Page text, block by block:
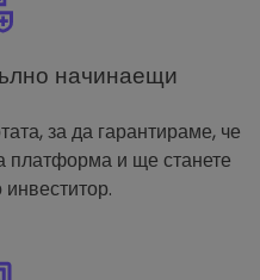
начинаещи
за да гарантираме, че
платформа и ще станете